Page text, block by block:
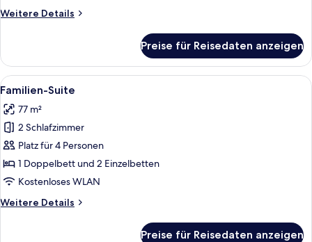
Weitere Details
Weitere
Suite
Preise für Reisedaten anzeigen
Alle
Fotos
für
Familien-
Suite
anzeigen
Familien-Suite | Minibar,
14
Familien-Suite
77 m²
2 Schlafzimmer
Platz für 4 Personen
1 Doppelbett und 2 Einzelbetten
Kostenloses WLAN
Weitere Details
Weitere
Preise für Reisedaten anzeigen